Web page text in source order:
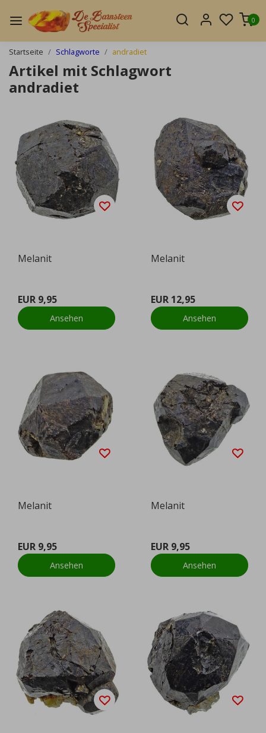
0
Startseite Schlagworte andradiet
Artikel mit Schlagwort
andradiet
Melanit
EUR 9,95
Ansehen
Melanit
EUR 12,95
Ansehen
Melanit
EUR 9,95
Ansehen
Melanit
EUR 9,95
Ansehen